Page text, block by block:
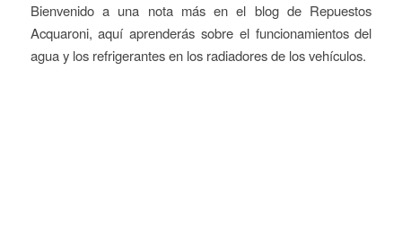
Bienvenido a una nota más en el blog de Repuestos
Acquaroni, aquí aprenderás sobre el funcionamientos del
agua y los refrigerantes en los radiadores de los vehículos.